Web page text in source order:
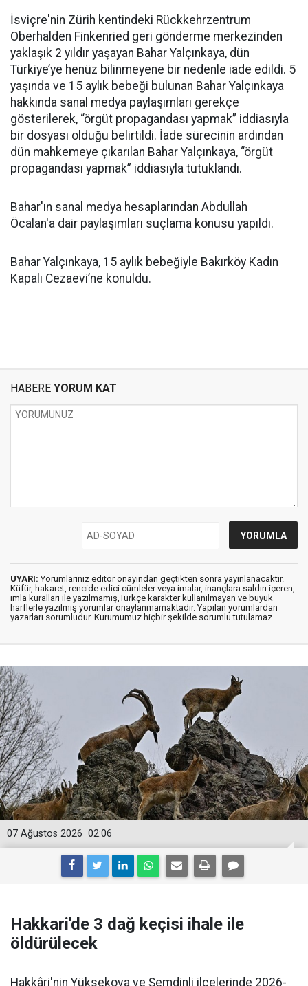
İsviçre'nin Zürih kentindeki Rückkehrzentrum
Oberhalden Finkenried geri gönderme merkezinden
yaklaşık 2 yıldır yaşayan Bahar Yalçınkaya, dün
Türkiye’ye henüz bilinmeyene bir nedenle iade edildi. 5
yaşında ve 15 aylık bebeği bulunan Bahar Yalçınkaya
hakkında sanal medya paylaşımları gerekçe
gösterilerek, “örgüt propagandası yapmak” iddiasıyla
bir dosyası olduğu belirtildi. İade sürecinin ardından
dün mahkemeye çıkarılan Bahar Yalçınkaya, “örgüt
propagandası yapmak” iddiasıyla tutuklandı.
Bahar'ın sanal medya hesaplarından Abdullah
Öcalan'a dair paylaşımları suçlama konusu yapıldı.
Bahar Yalçınkaya, 15 aylık bebeğiyle Bakırköy Kadın
Kapalı Cezaevi’ne konuldu.
HABERE YORUM KAT
UYARI: Yorumlarınız editör onayından geçtikten sonra yayınlanacaktır.
Küfür, hakaret, rencide edici cümleler veya imalar, inançlara saldırı içeren,
imla kuralları ile yazılmamış,Türkçe karakter kullanılmayan ve büyük
harflerle yazılmış yorumlar onaylanmamaktadır. Yapılan yorumlardan
yazarları sorumludur. Kurumumuz hiçbir şekilde sorumlu tutulamaz.
02:06
07 Ağustos 2026
Hakkari'de 3 dağ keçisi ihale ile
öldürülecek
Hakkâri'nin Yüksekova ve Şemdinli ilçelerinde 2026-